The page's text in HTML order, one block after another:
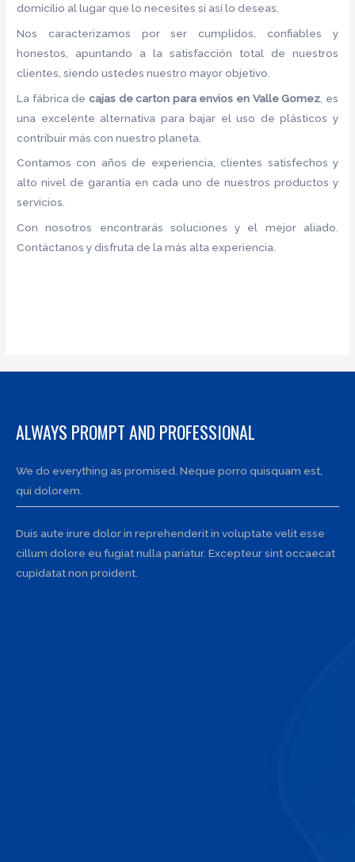
domicilio al lugar que lo necesites si así lo deseas.
Nos caracterizamos por ser cumplidos, confiables y
honestos, apuntando a la satisfacción total de nuestros
clientes, siendo ustedes nuestro mayor objetivo.
La fábrica de cajas de carton para envios en Valle Gomez , es
una excelente alternativa para bajar el uso de plásticos y
contribuir más con nuestro planeta.
Contamos con años de experiencia, clientes satisfechos y
alto nivel de garantía en cada uno de nuestros productos y
servicios.
Con nosotros encontrarás soluciones y el mejor aliado.
Contáctanos y disfruta de la más alta experiencia.
ALWAYS PROMPT AND PROFESSIONAL
We do everything as promised. Neque porro quisquam est,
qui dolorem.
Duis aute irure dolor in reprehenderit in voluptate velit esse
cillum dolore eu fugiat nulla pariatur. Excepteur sint occaecat
cupidatat non proident.